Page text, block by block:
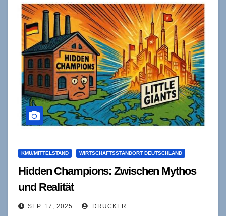
KMU/MITTELSTAND WIRTSCHAFTSSTANDORT DEUTSCHLAND
Hidden Champions: Zwischen Mythos
und Realität
SEP. 17, 2025 DRUCKER